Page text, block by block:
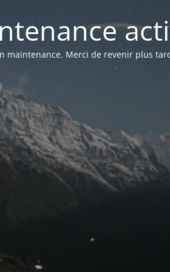
maintenance. Merci de revenir plus